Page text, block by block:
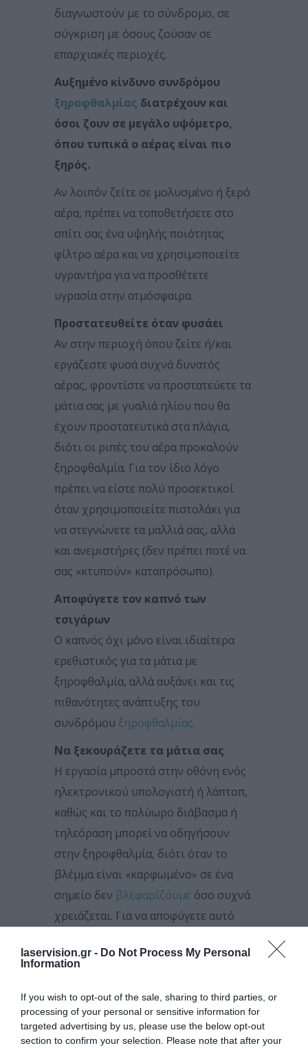
laservision.gr - Do Not Process My Personal
Information
If you wish to opt-out of the sale, sharing to third parties, or
processing of your personal or sensitive information for
targeted advertising by us, please use the below opt-out
section to confirm your selection. Please note that after your
διαγνωστούν με το σύνδρομο, σε
σύγκριση με όσους ζούσαν σε
επαρχιακές περιοχές.
Αυξημένο κίνδυνο συνδρόμου
ξηροφθαλμίας διατρέχουν και
όσοι ζουν σε μεγάλο υψόμετρο,
όπου τυπικά ο αέρας είναι πιο
ξηρός.
Αν λοιπόν ζείτε σε μολυσμένο ή ξερό
αέρα, πρέπει να τοποθετήσετε στο
σπίτι σας ένα υψηλής ποιότητας
φίλτρο αέρα και να χρησιμοποιείτε
υγραντήρα για να προσθέτετε
υγρασία στην ατμόσφαιρα.
Προστατευθείτε όταν φυσάει
Αν στην περιοχή όπου ζείτε ή/και
εργάζεστε φυσά συχνά δυνατός
αέρας, φροντίστε να προστατεύετε τα
μάτια σας με γυαλιά ηλίου που θα
έχουν προστατευτικά στα πλάγια,
διότι οι ριπές του αέρα προκαλούν
ξηροφθαλμία. Για τον ίδιο λόγο
πρέπει να είστε πολύ προσεκτικοί
όταν χρησιμοποιείτε πιστολάκι για
να στεγνώνετε τα μαλλιά σας, αλλά
και ανεμιστήρες (δεν πρέπει ποτέ να
σας «κτυπούν» καταπρόσωπο).
Αποφύγετε τον καπνό των
τσιγάρων
Ο καπνός όχι μόνο είναι ιδιαίτερα
ερεθιστικός για τα μάτια με
ξηροφθαλμία, αλλά αυξάνει και τις
πιθανότητες ανάπτυξης του
συνδρόμου ξηροφθαλμίας.
Να ξεκουράζετε τα μάτια σας
Η εργασία μπροστά στην οθόνη ενός
ηλεκτρονικού υπολογιστή ή λάπτοπ,
καθώς και το πολύωρο διάβασμα ή
τηλεόραση μπορεί να οδηγήσουν
στην ξηροφθαλμία, διότι όταν το
βλέμμα είναι «καρφωμένο» σε ένα
σημείο δεν βλεφαρίζουμε όσο συχνά
χρειάζεται. Για να αποφύγετε αυτό
κάθε 10 λεπτά για να ξεκουράζετε τα
βλεφαρίζετε πιο συχνά, για να
βοηθάτε τα μάτια σας να ανακτούν
λίγη από την υγρασία που έχουν